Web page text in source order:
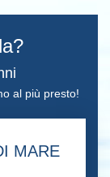
al più presto!
MARE